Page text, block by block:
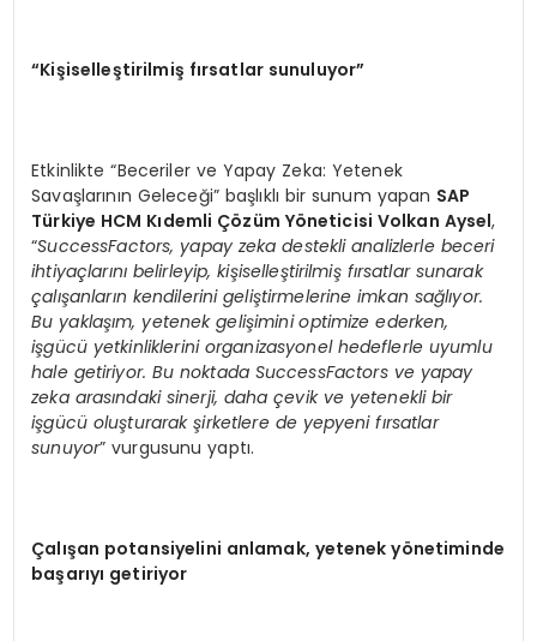
“Kişiselleştirilmiş fırsatlar sunuluyor”
Etkinlikte “Beceriler ve Yapay Zeka: Yetenek
Savaşlarının Geleceği” başlıklı bir sunum yapan SAP
Türkiye HCM Kıdemli Çözüm Yöneticisi Volkan Aysel,
“SuccessFactors, yapay zeka destekli analizlerle beceri
ihtiyaçlarını belirleyip, kişiselleştirilmiş fırsatlar sunarak
çalışanların kendilerini geliştirmelerine imkan sağlıyor.
Bu yaklaşım, yetenek gelişimini optimize ederken,
işgücü yetkinliklerini organizasyonel hedeflerle uyumlu
hale getiriyor. Bu noktada SuccessFactors ve yapay
zeka arasındaki sinerji, daha çevik ve yetenekli bir
işgücü oluşturarak şirketlere de yepyeni fırsatlar
sunuyor” vurgusunu yaptı.
Çalışan potansiyelini anlamak, yetenek yönetiminde
başarıyı getiriyor